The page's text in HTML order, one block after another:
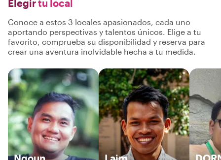
Elegirtu local
Conoce a estos 3 locales apasionados, cada uno
aportando perspectivas y talentos únicos. Elige a tu
favorito, comprueba su disponibilidad y reserva para
crear una aventura inolvidable hecha a tu medida.